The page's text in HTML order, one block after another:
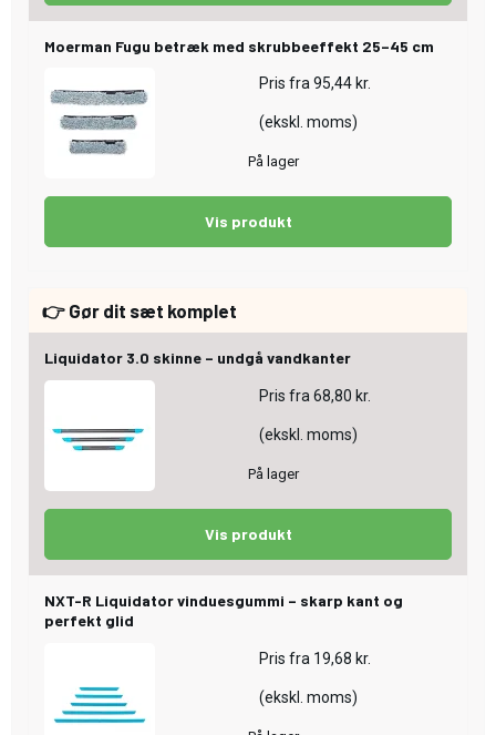
Moerman Fugu betræk med skrubbeeffekt 25–45 cm
Pris fra95,44 kr.
(ekskl. moms)
På lager
Vis produkt
👉 Gør dit sæt komplet
Liquidator 3.0 skinne – undgå vandkanter
Pris fra68,80 kr.
(ekskl. moms)
På lager
Vis produkt
NXT-R Liquidator vinduesgummi – skarp kant og
perfekt glid
Pris fra 19,68 kr.
(ekskl. moms)